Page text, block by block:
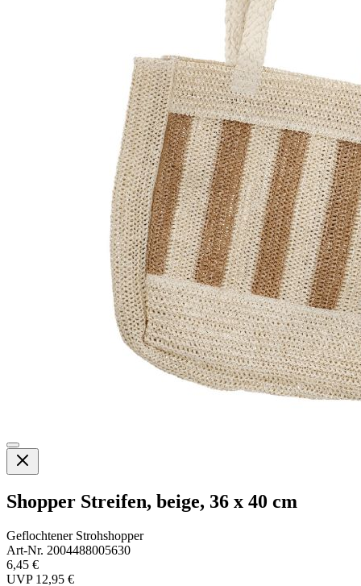
Shopper Streifen, beige, 36 x 40 cm
Geflochtener Strohshopper
Art-Nr. 2004488005630
6,45 €
UVP 12,95 €